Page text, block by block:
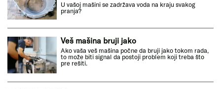
U vašoj mašini se zadržava voda na kraju svakog
pranja?
Veš mašina bruji jako
Ako vaša veš mašina počne da bruji jako tokom rada,
to može biti signal da postoji problem koji treba što
pre rešiti.